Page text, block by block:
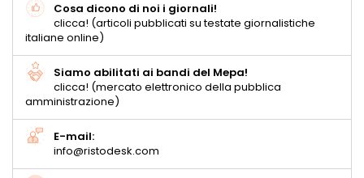
Cosa dicono di noi i giornali!
clicca! (articoli pubblicati su testate giornalistiche
italiane online)
Siamo abilitati ai bandi del Mepa!
clicca! (mercato elettronico della pubblica
amministrazione)
E-mail:
info@ristodesk.com